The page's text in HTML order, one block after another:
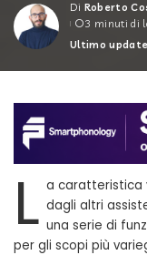
Posted
by
Di Roberto
3 minuti di
Ultimo
L a caratteristica
dagli altri
una serie di
per gli scopi più